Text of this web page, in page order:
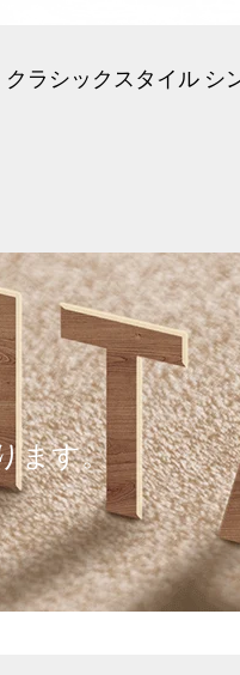
クラシックスタイル シ
ます。